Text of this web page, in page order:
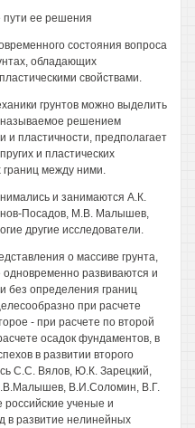
ее решения
состояния вопроса
обладающих
свойствами.
грунтов можно выделить
решением
и пластичности, предполагает
и пластических
между ними.
и занимаются А.К.
Посадов, М.В. Малышев,
другие исследователи.
о массиве грунта,
одновременно развиваются и
без определения границ
при расчете
- при расчете по второй
осадок фундаментов, в
в развитии второго
С.С. Вялов, Ю.К. Зарецкий,
В.И.Соломин, В.Г.
ученые и
в развитие нелинейных